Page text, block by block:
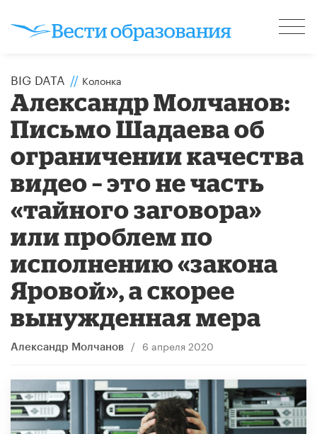
BIG DATA // Колонка
Александр Молчанов:
Письмо Шадаева об
ограничении качества
видео – это не часть
«тайного заговора»
или проблем по
исполнению «закона
Яровой», а скорее
вынужденная мера
Александр Молчанов / 6 апреля 2020